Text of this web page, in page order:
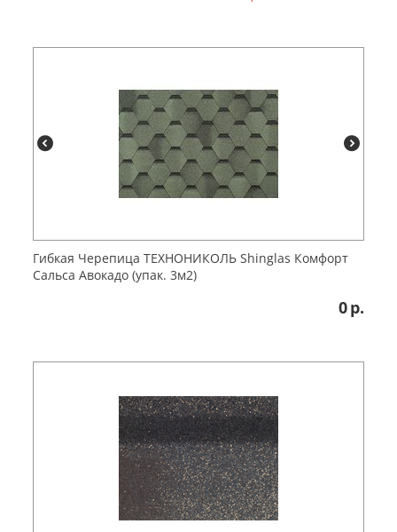
Гибкая Черепица ТЕХНОНИКОЛЬ Shinglas Комфорт
Сальса Авокадо (упак. 3м2)
0р.